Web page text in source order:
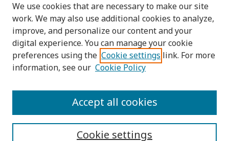
Browse
Collections
Disciplines
Authors
We use cookies that are necessary to make our site
work. We may also use additional cookies to analyze,
improve, and personalize our content and your
digital experience. You can manage your cookie
preferences using the Cookie settings link. For more
information, see our Cookie Policy
Cookie settings
Accept all cookies